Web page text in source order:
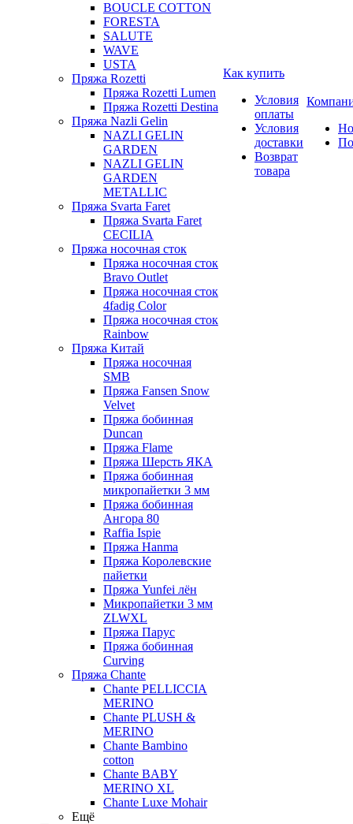
BOUCLE COTTON
FORESTA
SALUTE
WAVE
USTA
Пряжа Rozetti
Пряжа Rozetti Lumen
Пряжа Rozetti Destina
Пряжа Nazli Gelin
NAZLI GELIN
GARDEN
NAZLI GELIN
GARDEN
METALLIC
Пряжа Svarta Faret
Пряжа Svarta Faret
CECILIA
Пряжа носочная сток
Пряжа носочная сток
Bravo Outlet
Пряжа носочная сток
4fadig Color
Пряжа носочная сток
Rainbow
Пряжа Китай
Пряжа носочная
SMB
Пряжа Fansen Snow
Velvet
Пряжа бобинная
Duncan
Пряжа Flame
Пряжа Шерсть ЯКА
Пряжа бобинная
микропайетки 3 мм
Пряжа бобинная
Ангора 80
Raffia Ispie
Пряжа Hanma
Пряжа Королевские
пайетки
Пряжа Yunfei лён
Микропайетки 3 мм
ZLWXL
Пряжа Парус
Пряжа бобинная
Curving
Пряжа Chante
Chante PELLICCIA
MERINO
Chante PLUSH &
MERINO
Chante Bambino
cotton
Chante BABY
MERINO XL
Chante Luxe Mohair
Ещё
Как купить
Условия
оплаты
Условия
доставки
Возврат
товара